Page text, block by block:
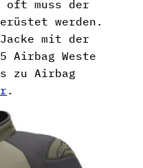
oft muss der
werden.
mit der
Airbag Weste
zu Airbag
.